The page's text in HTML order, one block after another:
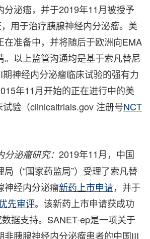
分泌瘤，并于2019年11月被授予
用于治疗胰腺神经内分泌瘤。美
在准备中，并将随后于欧洲向EMA
。以上监管沟通均是基于索凡替尼
神经内分泌瘤临床试验的强有力
年11月开始的正在进行中的美
验（clinicaltrials.gov 注册号NCT
泌瘤研究： 2019年11月，中国
（“国家药监局”）受理了索凡替
神经内分泌瘤新药上市申请，并于
先审评。该新药上市申请获成功
据支持。SANET-ep是一项关于
非胰腺神经内分泌瘤患者的中国III